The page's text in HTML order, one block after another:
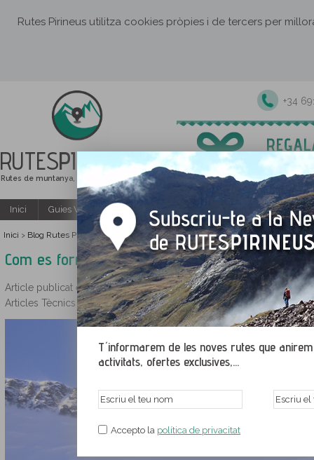
Rutes Pirineus utilitza cookies pròpies i de tercers per
RUTESPIRINEUS
Rutes de muntanya, senderisme i excursions
+34
T´informarem de les noves rutes que
activitats, ofertes exclusives,...
Accepto la política de privacitat
Inici Guies Web i PDF gratuïtes Excursions i activitats
Inici > Blog Rutes Pirineus> Com es forma i es transforma el mantell de neu?
Com es forma i es transforma el mantell de
Article publicat el 22/01/2014 per David Pagï¿½s Farrï¿½ - Centre
Articles Tècnics